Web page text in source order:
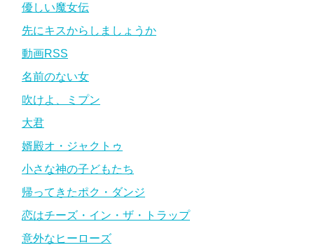
優しい魔女伝
先にキスからしましょうか
動画RSS
名前のない女
吹けよ、ミプン
大君
婿殿オ・ジャクトゥ
小さな神の子どもたち
帰ってきたポク・ダンジ
恋はチーズ・イン・ザ・トラップ
意外なヒーローズ